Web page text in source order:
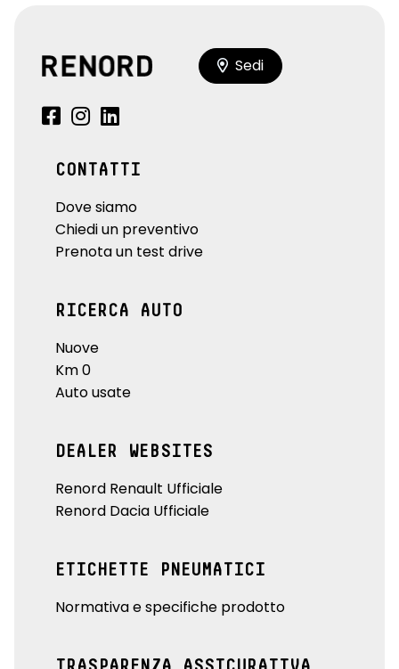
Sedi
CONTATTI
Dove siamo
Chiedi un preventivo
Prenota un test drive
RICERCA AUTO
Nuove
Km 0
Auto usate
DEALER WEBSITES
Renord Renault Ufficiale
Renord Dacia Ufficiale
ETICHETTE PNEUMATICI
Normativa e specifiche prodotto